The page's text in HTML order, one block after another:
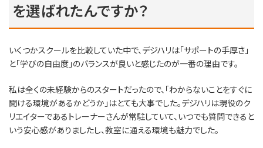
を選ばれたんですか？
いくつかスクールを比較していた中で、デジハリは「サポートの手厚さ」
と「学びの自由度」のバランスが良いと感じたのが一番の理由です。
私は全くの未経験からのスタートだったので、「わからないことをすぐに
聞ける環境があるかどうか」はとても大事でした。デジハリは現役のク
リエイターであるトレーナーさんが常駐していて、いつでも質問できると
いう安心感がありましたし、教室に通える環境も魅力でした。